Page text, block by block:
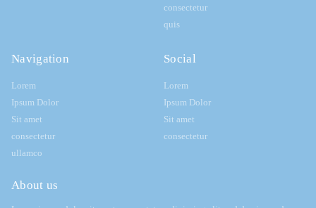
consectetur
quis
Navigation
Lorem
Ipsum Dolor
Sit amet
consectetur
ullamco
Social
Lorem
Ipsum Dolor
Sit amet
consectetur
About us